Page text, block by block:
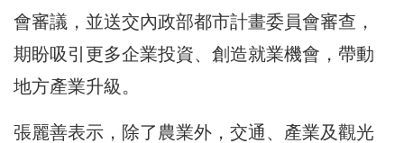
會審議，並送交內政部都市計畫委員會審查，
期盼吸引更多企業投資、創造就業機會，帶動
地方產業升級。
張麗善表示，除了農業外，交通、產業及觀光